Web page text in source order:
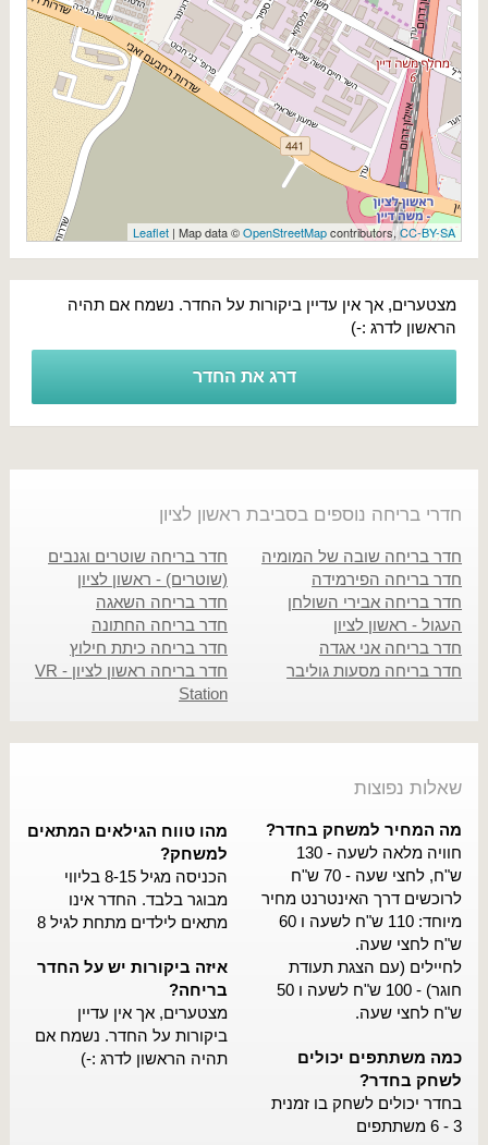
Leaflet | Map data ©OpenStreetMapcontributors,CC-BY-SA
מצטערים, אך אין עדיין ביקורות על החדר. נשמח אם תהיה
הראשון לדרג :-)
דרג את החדר
חדרי בריחה נוספים בסביבת ראשון לציון
חדר בריחה שובה של המומיה
חדר בריחה הפירמידה
חדר בריחה אבירי השולחן
העגול - ראשון לציון
חדר בריחה אני אגדה
חדר בריחה מסעות גוליבר
חדר בריחה שוטרים וגנבים
(שוטרים) - ראשון לציון
חדר בריחה השאגה
חדר בריחה החתונה
חדר בריחה כיתת חילוץ
חדר בריחה ראשון לציון - VR
Station
שאלות נפוצות
מה המחיר למשחק בחדר?
חוויה מלאה לשעה - 130
ש"ח, לחצי שעה - 70 ש"ח
לרוכשים דרך האינטרנט מחיר
מיוחד: 110 ש"ח לשעה ו 60
ש"ח לחצי שעה.
לחיילים (עם הצגת תעודת
חוגר) - 100 ש"ח לשעה ו 50
ש"ח לחצי שעה.
כמה משתתפים יכולים
לשחק בחדר?
בחדר יכולים לשחק בו זמנית
3 - 6 משתתפים
מהו טווח הגילאים המתאים
למשחק?
הכניסה מגיל 8-15 בליווי
מבוגר בלבד. החדר אינו
מתאים לילדים מתחת לגיל 8
איזה ביקורות יש על החדר
בריחה?
מצטערים, אך אין עדיין
ביקורות על החדר. נשמח אם
תהיה הראשון לדרג :-)